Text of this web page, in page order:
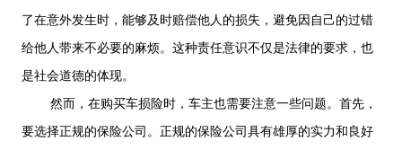
了在意外发生时，能够及时赔偿他人的损失，避免因自己的过错
给他人带来不必要的麻烦。这种责任意识不仅是法律的要求，也
是社会道德的体现。
然而，在购买车损险时，车主也需要注意一些问题。首先，
要选择正规的保险公司。正规的保险公司具有雄厚的实力和良好